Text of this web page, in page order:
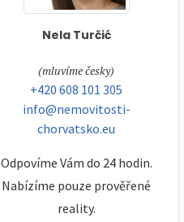
Nela Turčić
tel:
(mluvíme česky)
tel:
+420 608 101 305
e-mail:
info@nemovitosti-
chorvatsko.eu
Odpovíme Vám do 24 hodin.
Nabízíme pouze prověřené
reality.